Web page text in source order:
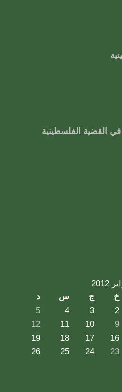
القضية الفلسطينية
خ ج س
د
2
3
4
5
9
10
11
12
16
17
18
19
23
24
25
26